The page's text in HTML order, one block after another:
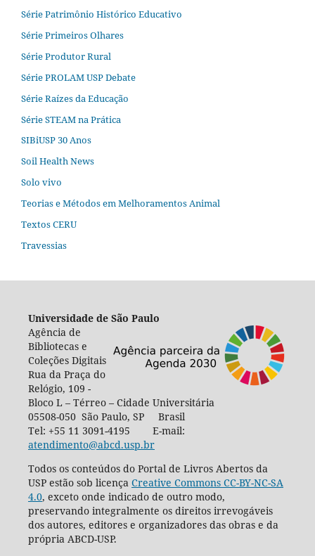
Série Patrimônio Histórico Educativo
Série Primeiros Olhares
Série Produtor Rural
Série PROLAM USP Debate
Série Raízes da Educação
Série STEAM na Prática
SIBiUSP 30 Anos
Soil Health News
Solo vivo
Teorias e Métodos em Melhoramentos Animal
Textos CERU
Travessias
Universidade de São Paulo
Agência de
Bibliotecas e
Coleções Digitais
Rua da Praça do
Relógio, 109 -
Bloco L – Térreo – Cidade Universitária
05508-050 São Paulo, SP Brasil
Tel: +55 11 3091-4195 E-mail:
atendimento@abcd.usp.br
Todos os conteúdos do Portal de Livros Abertos da
USP estão sob licença Creative Commons CC-BY-NC-SA
4.0, exceto onde indicado de outro modo,
preservando integralmente os direitos irrevogáveis
dos autores, editores e organizadores das obras e da
própria ABCD-USP.